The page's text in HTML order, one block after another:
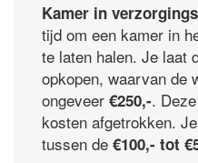
Kamer in
tijd om een kamer in
te laten halen. Je laat
opkopen, waarvan de
ongeveer €250,-.
kosten afgetrokken.
tussen de €100,- tot